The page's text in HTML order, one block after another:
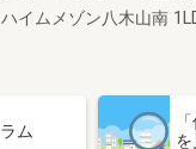
ハイムメゾン八木山南
ム
を